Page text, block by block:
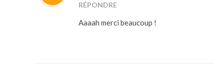
RÉPONDRE
Aaaah merci beaucoup !